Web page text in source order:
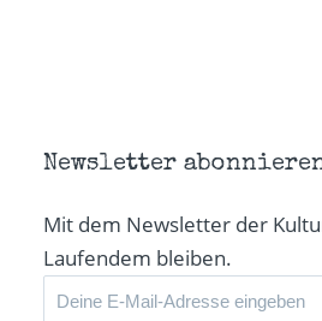
Newsletter
Mit dem Newsletter der
Laufendem bleiben.